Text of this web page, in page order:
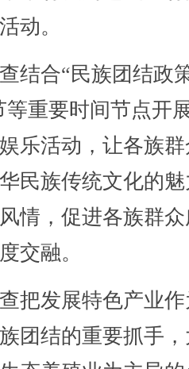
动。
合“民族团结政
等重要时间节点开
乐活动，让各族
民族传统文化的
情，促进各族群
交融。
发展特色产业作
团结的重要抓手